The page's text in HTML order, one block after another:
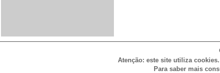
Atenção: este site utiliza
Para saber mais